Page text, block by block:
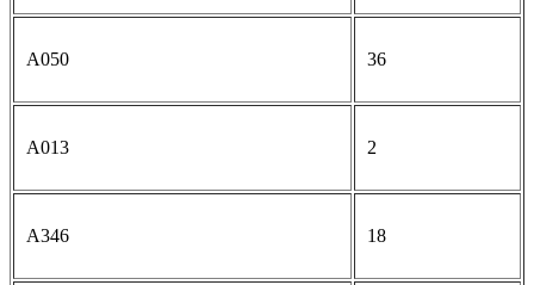
A050 36
A013 2
A346 18